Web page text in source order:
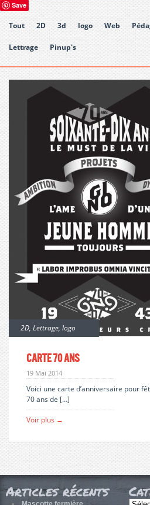
Save
Tout 2D 3d logo Web
Lettrage Pinup's
2D, Lettrage, logo
Carte 70 ans
19 Mai 2014
Voici une carte d’anniversaire pour
70 ans de […]
Voir plus →
Articles récents